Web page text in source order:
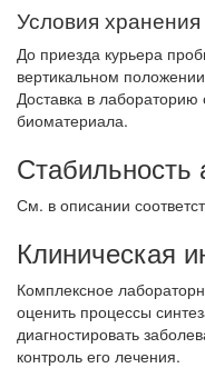
Условия
До приезда курьера
вертикальном
Доставка в лабораторию
биоматериала.
Стабильность
См. в описании
Клиническая
Комплексное
оценить процессы
диагностировать
контроль его лечения.